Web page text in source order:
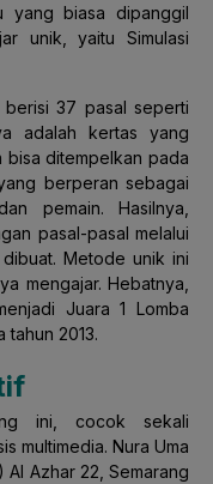
yang biasa dipanggil
unik, yaitu Simulasi
berisi 37 pasal seperti
adalah kertas yang
bisa ditempelkan pada
berperan sebagai
pemain. Hasilnya,
pasal-pasal melalui
Metode unik ini
mengajar. Hebatnya,
Juara 1 Lomba
tahun 2013.
ini, cocok sekali
multimedia. Nura Uma
Al Azhar 22, Semarang